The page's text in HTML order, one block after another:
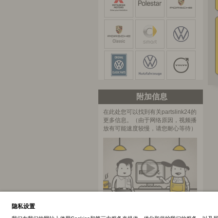
附加信息
在此处您可以找到有关partslink24的
更多信息。（由于网络原因，视频播
放有可能速度较慢，请您耐心等待）